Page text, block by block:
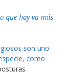
que hay va más
son uno
como